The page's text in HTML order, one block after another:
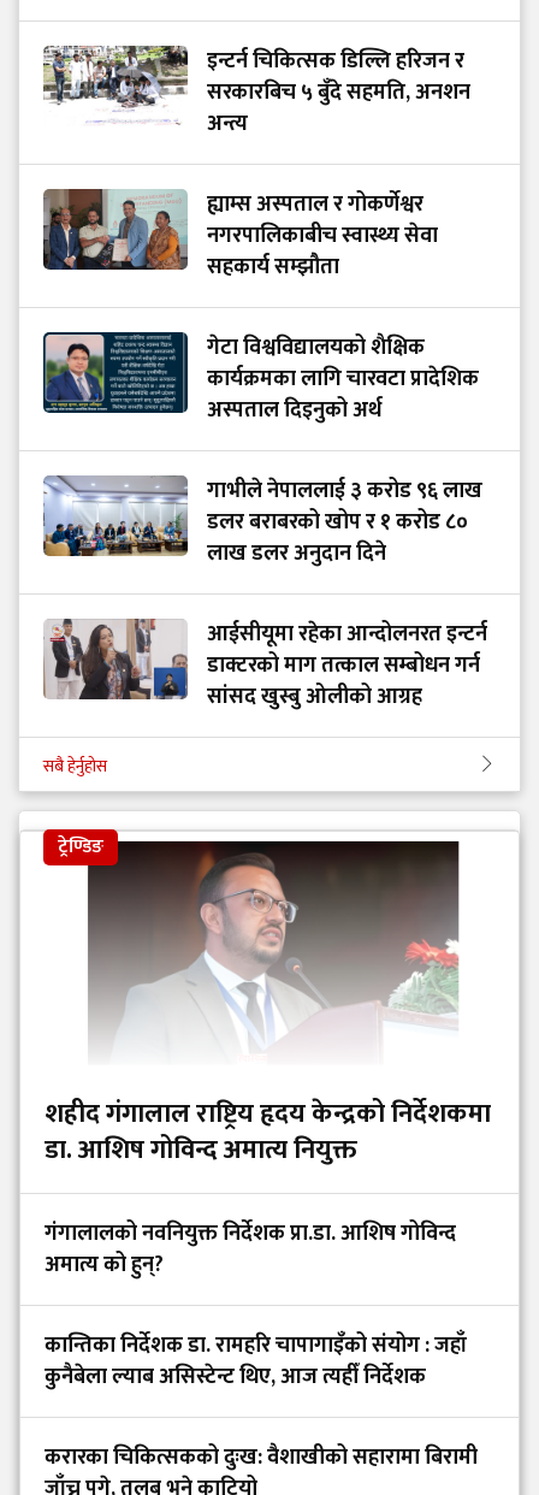
इन्टर्न चिकित्सक डिल्लि हरिजन र
सरकारबिच ५ बुँदे सहमति, अनशन
अन्त्य
ह्याम्स अस्पताल र गोकर्णेश्वर
नगरपालिकाबीच स्वास्थ्य सेवा
सहकार्य सम्झौता
गेटा विश्वविद्यालयको शैक्षिक
कार्यक्रमका लागि चारवटा प्रादेशिक
अस्पताल दिइनुको अर्थ
गाभीले नेपाललाई ३ करोड ९६ लाख
डलर बराबरको खोप र १ करोड ८०
लाख डलर अनुदान दिने
आईसीयूमा रहेका आन्दोलनरत इन्टर्न
डाक्टरको माग तत्काल सम्बोधन गर्न
सांसद खुस्बु ओलीको आग्रह
सबै हेर्नुहोस
ट्रेण्डिङ
शहीद गंगालाल राष्ट्रिय हृदय केन्द्रको निर्देशकमा
डा. आशिष गोविन्द अमात्य नियुक्त
गंगालालको नवनियुक्त निर्देशक प्रा.डा. आशिष गोविन्द
अमात्य को हुन्?
कान्तिका निर्देशक डा. रामहरि चापागाइँको संयोग : जहाँ
कुनैबेला ल्याब असिस्टेन्ट थिए, आज त्यहीँ निर्देशक
करारका चिकित्सकको दुःख: वैशाखीको सहारामा बिरामी